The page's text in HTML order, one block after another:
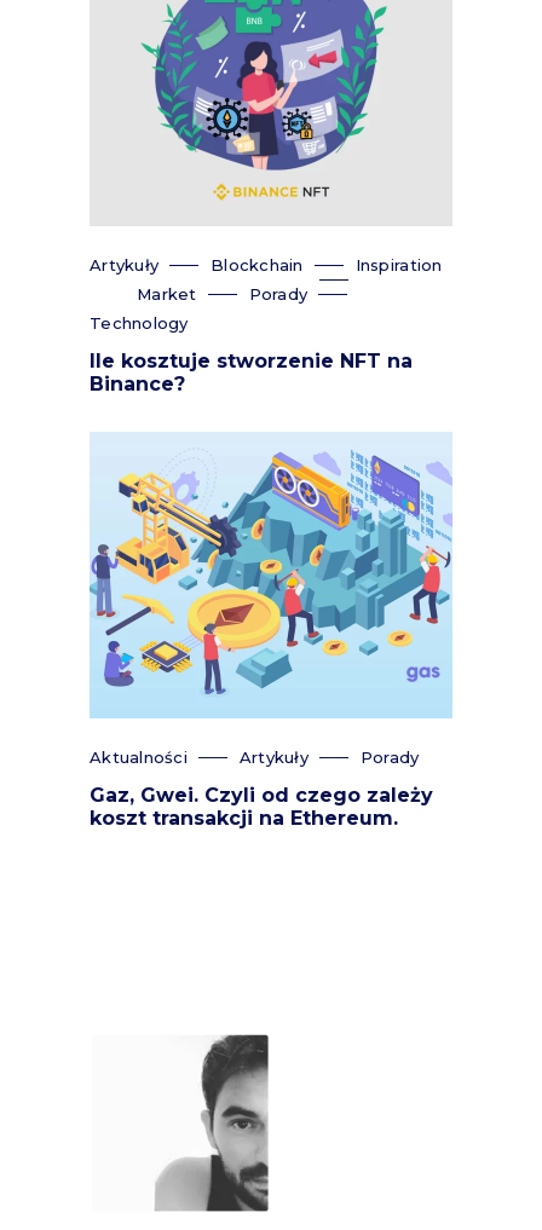
Artykuły Blockchain
Inspiration
Market
Porady
Technology
Ile kosztuje stworzenie NFT na
Binance?
Aktualności Artykuły Porady
Gaz, Gwei. Czyli od czego zależy
koszt transakcji na Ethereum.